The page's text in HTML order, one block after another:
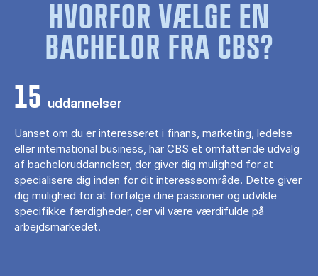
HVORFOR VÆLGE EN
BACHELOR FRA CBS?
15 uddannelser
Uanset om du er interesseret i finans, marketing, ledelse
eller international business, har CBS et omfattende udvalg
af bacheloruddannelser, der giver dig mulighed for at
specialisere dig inden for dit interesseområde. Dette giver
dig mulighed for at forfølge dine passioner og udvikle
specifikke færdigheder, der vil være værdifulde på
arbejdsmarkedet.